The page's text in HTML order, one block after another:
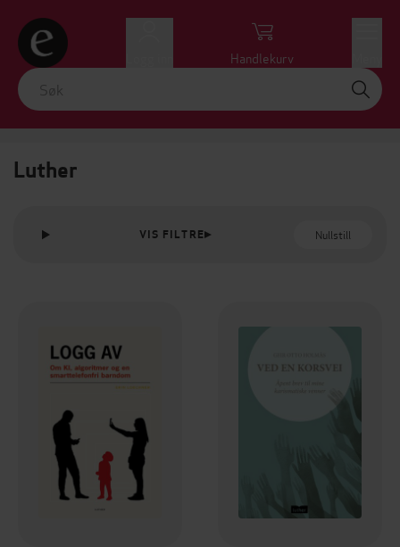
Handlekurv
Luther
VIS FILTRE Nullstill